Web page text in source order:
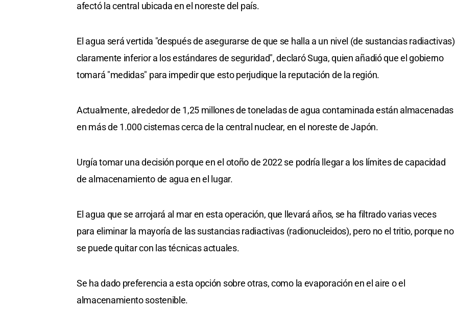
afectó la central ubicada en el noreste del país.
El agua será vertida "después de asegurarse de que se halla a un nivel (de sustancias radiactivas)
claramente inferior a los estándares de seguridad", declaró Suga, quien añadió que el gobierno
tomará "medidas" para impedir que esto perjudique la reputación de la región.
Actualmente, alrededor de 1,25 millones de toneladas de agua contaminada están almacenadas
en más de 1.000 cisternas cerca de la central nuclear, en el noreste de Japón.
Urgía tomar una decisión porque en el otoño de 2022 se podría llegar a los límites de capacidad
de almacenamiento de agua en el lugar.
El agua que se arrojará al mar en esta operación, que llevará años, se ha filtrado varias veces
para eliminar la mayoría de las sustancias radiactivas (radionucleidos), pero no el tritio, porque no
se puede quitar con las técnicas actuales.
Se ha dado preferencia a esta opción sobre otras, como la evaporación en el aire o el
almacenamiento sostenible.